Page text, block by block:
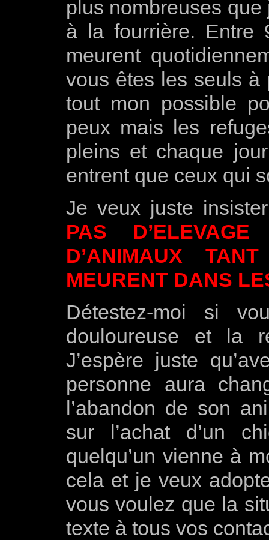
plus nombreuses
à la fourrière. Entre
meurent
vous êtes les seuls à
tout mon possible
peux mais les
pleins et chaque
entrent que ceux qui
Je veux juste
PAS
D’ANIMAUX
MEURENT DANS
Détestez-moi si
douloureuse et la
J’espère juste
personne aura
l’abandon de son
sur l’achat d’un
quelqu’un vienne à
cela et je veux
vous voulez que la
texte à tous vos